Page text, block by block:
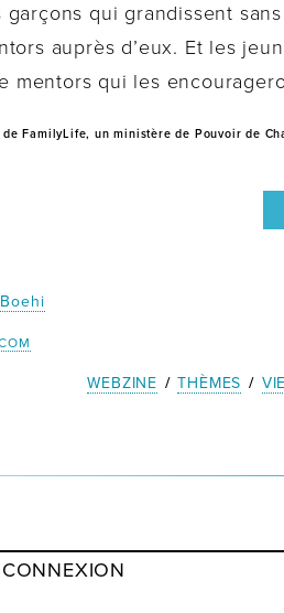
qui grandissent
auprès d’eux. Et les
mentors qui les
FamilyLife, un ministère de Pouvoir de
WEBZINE / THÈMES /
CONNEXION